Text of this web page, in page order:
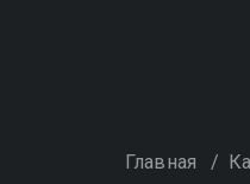
Главная /